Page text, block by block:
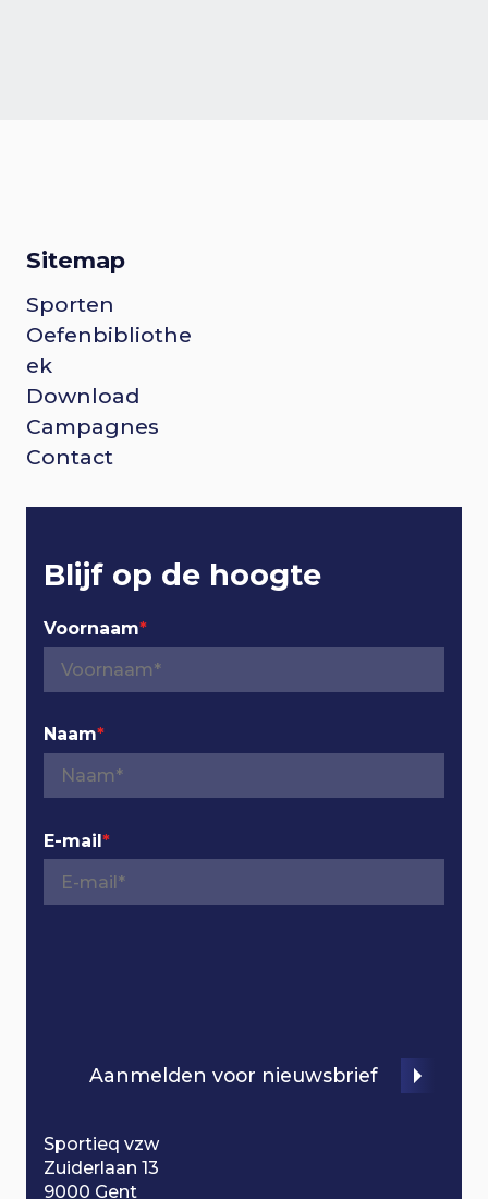
Sitemap
F
o
o
t
n
a
v
g
Sporten
Oefenbibliothe
ek
Download
Campagnes
Contact
Blijf op de hoogte
Voornaam*
Naam*
E-mail*
Aanmelden voor nieuwsbrief
Sportieq vzw
Zuiderlaan 13
9000 Gent